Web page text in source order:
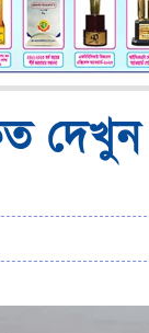
দেখুন